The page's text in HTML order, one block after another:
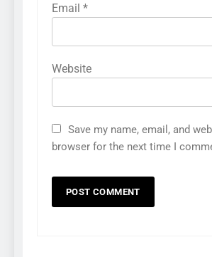
Email *
Website
Save my name, email, and
browser for the next time I